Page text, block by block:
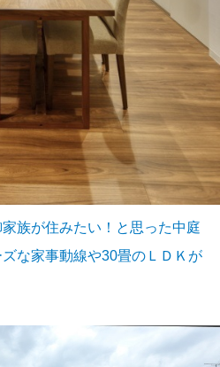
家族が住みたい！と思った中庭
な家事動線や30畳のＬＤＫが